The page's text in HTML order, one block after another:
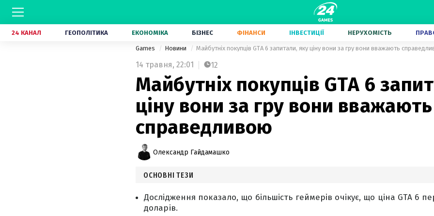
24 КАНАЛ ГЕОПОЛІТИКА ЕКОНОМІКА БІЗНЕС ФІНАНСИ ІНВЕСТИЦІЇ НЕРУХОМІСТЬ
Games Новини Майбутніх покупців GTA 6 запитали, яку ціну вони за гру вони вважають
14 травня, 22:01 12
Майбутніх покупців GTA 6
ціну вони за гру вони вважають
справедливою
Олександр Гайдамашко
ОСНОВНІ ТЕЗИ
Дослідження показало, що більшість геймерів очікує, що ціна GTA 6
доларів.